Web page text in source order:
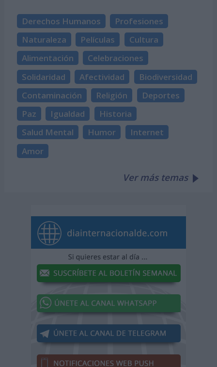
Derechos Humanos
Profesiones
Naturaleza
Películas
Cultura
Alimentación
Celebraciones
Solidaridad
Afectividad
Biodiversidad
Contaminación
Religión
Deportes
Paz
Igualdad
Historia
Salud Mental
Humor
Internet
Amor
Ver más temas